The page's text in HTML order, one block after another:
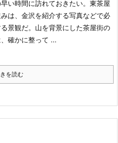
い時間に訪れておきたい。 東茶屋
は、金沢を紹介する写真などで必
景観だ。山を背景にした茶屋街の
確かに整って ...
を読む